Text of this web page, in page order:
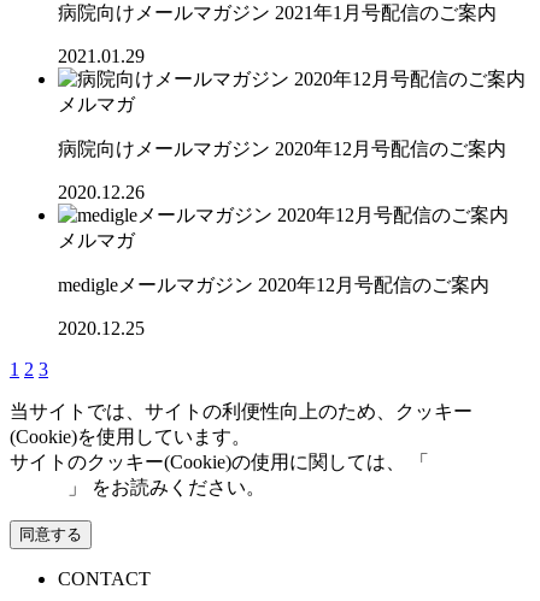
病院向けメールマガジン 2021年1月号配信のご案内
2021.01.29
メルマガ
病院向けメールマガジン 2020年12月号配信のご案内
2020.12.26
メルマガ
medigleメールマガジン 2020年12月号配信のご案内
2020.12.25
1 2 3
当サイトでは、サイトの利便性向上のため、クッキー
(Cookie)を使用しています。
サイトのクッキー(Cookie)の使用に関しては、 「
」 をお読みください。
同意する
CONTACT